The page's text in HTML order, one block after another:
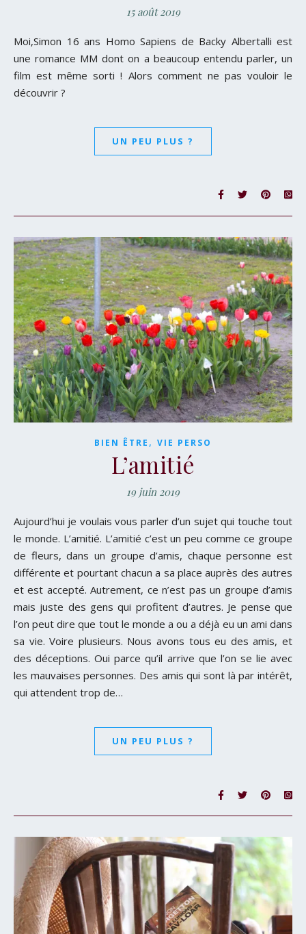
15 août 2019
Moi,Simon 16 ans Homo Sapiens de Backy Albertalli est
une romance MM dont on a beaucoup entendu parler, un
film est même sorti ! Alors comment ne pas vouloir le
découvrir ?
UN PEU PLUS ?
BIEN ÊTRE , VIE PERSO
L’amitié
19 juin 2019
Aujourd’hui je voulais vous parler d’un sujet qui touche tout
le monde. L’amitié. L’amitié c’est un peu comme ce groupe
de fleurs, dans un groupe d’amis, chaque personne est
différente et pourtant chacun a sa place auprès des autres
et est accepté. Autrement, ce n’est pas un groupe d’amis
mais juste des gens qui profitent d’autres. Je pense que
l’on peut dire que tout le monde a ou a déjà eu un ami dans
sa vie. Voire plusieurs. Nous avons tous eu des amis, et
des déceptions. Oui parce qu’il arrive que l’on se lie avec
les mauvaises personnes. Des amis qui sont là par intérêt,
qui attendent trop de…
UN PEU PLUS ?